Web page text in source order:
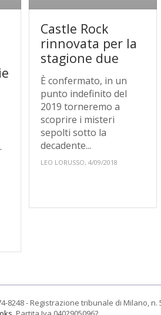
Castle Rock
rinnovata per la
stagione due
È confermato, in un
punto indefinito del
2019 torneremo a
scoprire i misteri
sepolti sotto la
decadente...
LEO LORUSSO, 4/09/2018
8248 - Registrazione tribunale di Milano, n.